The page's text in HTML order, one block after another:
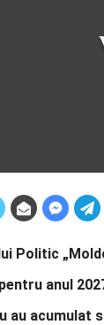
Politic
anul
au acumulat